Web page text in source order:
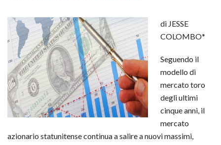
di JESSE
COLOMBO*
Seguendo il
modello di
mercato toro
degli ultimi
cinque anni, il
mercato
azionario statunitense continua a salire a nuovi massimi,